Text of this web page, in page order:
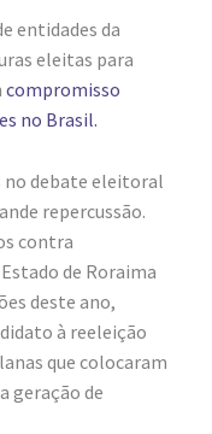
entidades da
eleitas para
compromisso
no Brasil.
debate eleitoral
repercussão.
contra
de Roraima
deste ano,
à reeleição
que colocaram
geração de